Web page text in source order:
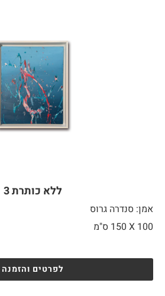
ללא כותרת 3
אמן: סנדרה גרוס
100 X
לפרטים והזמנה